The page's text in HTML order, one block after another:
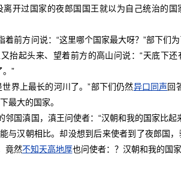
开过国家的夜郎国国王就以为自己统治的国
方问说：“这里哪个国家最大呀？”部下们为
抬起头来、望着前方的高山问说：“天底下还
”
界上最长的河川了。”部下们仍然异口同声回
最大的国家。
滇国，滇王问使者：“汉朝和我的国家比起
与汉朝相比。却没想到后来使者到了夜郎国
竟然不知天高地厚也问使者：？汉朝和我的国家